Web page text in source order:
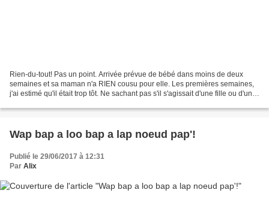
Rien-du-tout! Pas un point. Arrivée prévue de bébé dans moins de deux
semaines et sa maman n'a RIEN cousu pour elle. Les premières semaines,
j'ai estimé qu'il était trop tôt. Ne sachant pas s'il s'agissait d'une fille ou d'un
Wap bap a loo bap a lap noeud pap'!
Publié le 29/06/2017 à 12:31
Par Alix